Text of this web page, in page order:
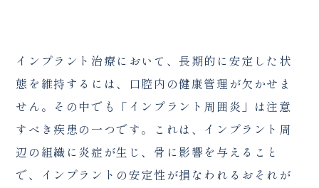
インプラント治療において、長期的に安定した状
態を維持するには、口腔内の健康管理が欠かせま
せん。その中でも「インプラント周囲炎」は注意
すべき疾患の一つです。これは、インプラント周
辺の組織に炎症が生じ、骨に影響を与えること
で、インプラントの安定性が損なわれるおそれが